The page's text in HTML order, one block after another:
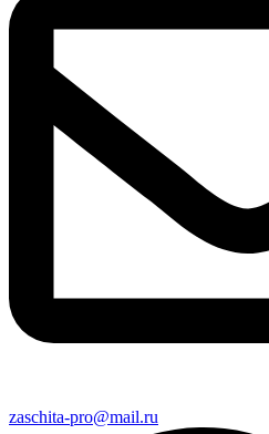
zaschita-pro@mail.ru